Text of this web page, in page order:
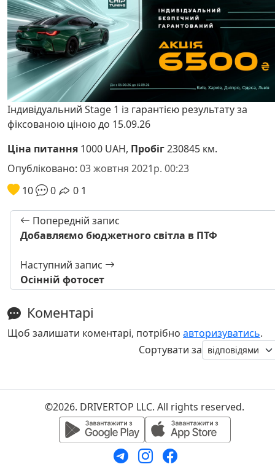
Індивідуальний Stage 1 із гарантією результату за
фіксованою ціною до 15.09.26
Ціна питання 1000 UAH, Пробіг230845 км.
Опубліковано: 03 жовтня 2021р. 00:23
10
0 0 1
Попередній запис
Добавляємо бюджетного світла в ПТФ
Наступний запис
Осінній фотосет
Коментарі
Щоб залишати коментарі, потрібно авторизуватись.
Сортувати за
©2026. DRIVERTOP LLC. All rights reserved.